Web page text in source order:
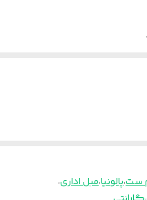
ست،پالونیا،مبل اداری،